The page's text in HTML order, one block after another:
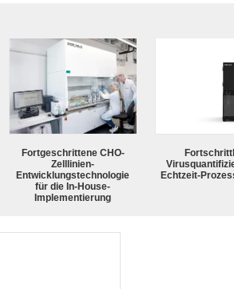
Fortgeschrittene CHO-
Zelllinien-
Entwicklungstechnologie
für die In-House-
Implementierung
Echtzeit-